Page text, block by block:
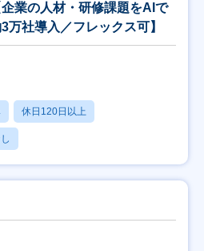
業の人材・研修課題をAIで
万社導入／フレックス可】
休日120日以上